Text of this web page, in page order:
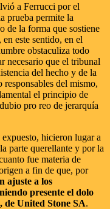
a Ferrucci por el
prueba permite la
de la forma que sostiene
este sentido, en el
obstaculiza todo
necesario que el tribunal
del hecho y de la
del mismo,
el principio de
pro reo de jerarquía
hicieron lugar a
parte querellante y por la
fue materia de
a fin de que, por
ajuste a los
presente el dolo
de United Stone SA.